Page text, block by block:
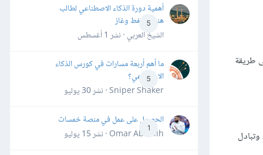
طريقة
5
أهمية دورة الذكاء الاصطناعي لطالب
هندسة نفط وغاز
الشيخ العربي · نشر 1 أغسطس
5
ما أهم أربعة مسارات في كورس الذكاء
الاصطناعي؟
Sniper Shaker · نشر
30 يوليو
1
الحصول على عمل في منصة خمسات
Omar Abdallh · نشر
15 يوليو